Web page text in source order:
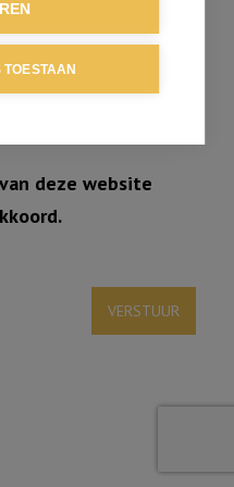
deze website